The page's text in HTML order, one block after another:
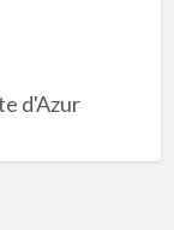
d'Azur